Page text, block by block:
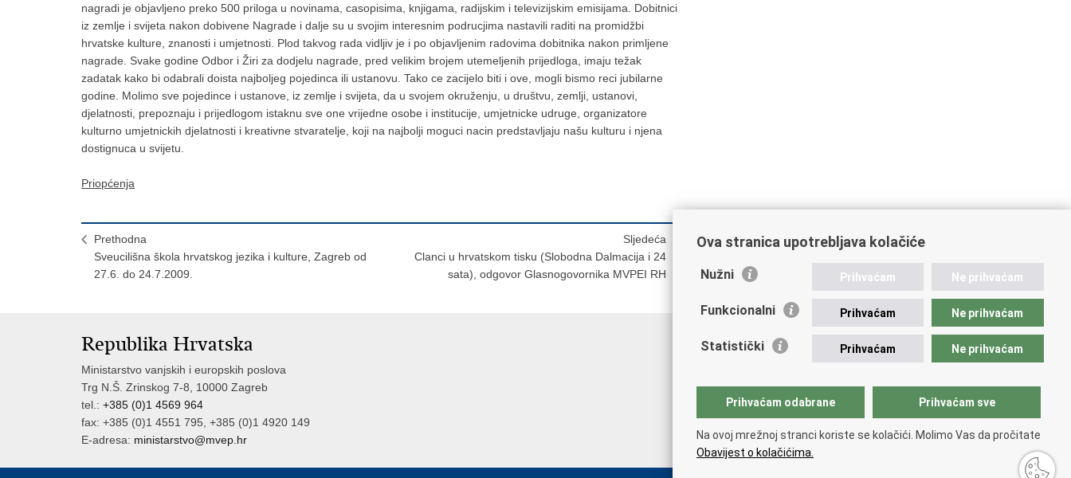
nagradi je objavljeno preko 500 priloga u novinama, casopisima, knjigama, radijskim i televizijskim emisijama. Dobitnici
iz zemlje i svijeta nakon dobivene Nagrade i dalje su u svojim interesnim podrucjima nastavili raditi na promidžbi
hrvatske kulture, znanosti i umjetnosti. Plod takvog rada vidljiv je i po objavljenim radovima dobitnika nakon primljene
nagrade. Svake godine Odbor i Žiri za dodjelu nagrade, pred velikim brojem utemeljenih prijedloga, imaju težak
zadatak kako bi odabrali doista najboljeg pojedinca ili ustanovu. Tako ce zacijelo biti i ove, mogli bismo reci jubilarne
godine. Molimo sve pojedince i ustanove, iz zemlje i svijeta, da u svojem okruženju, u društvu, zemlji, ustanovi,
djelatnosti, prepoznaju i prijedlogom istaknu sve one vrijedne osobe i institucije, umjetnicke udruge, organizatore
kulturno umjetnickih djelatnosti i kreativne stvaratelje, koji na najbolji moguci nacin predstavljaju našu kulturu i njena
dostignuca u svijetu.
Priopćenja
Prethodna
Sveucilišna škola hrvatskog jezika i kulture, Zagreb od
27.6. do 24.7.2009.
Sljedeća
Clanci u hrvatskom tisku (Slobodna Dalmacija i 24
sata), odgovor Glasnogovornika MVPEI RH
Republika Hrvatska
Ministarstvo vanjskih i europskih poslova
Trg N.Š. Zrinskog 7-8, 10000 Zagreb
tel.: +385 (0)1 4569 964
fax: +385 (0)1 4551 795, +385 (0)1 4920 149
E-adresa: ministarstvo@mvep.hr
Ova stranica upotrebljava kolačiće
Nužni Prihvaćam Ne prihvaćam
Funkcionalni Prihvaćam Ne prihvaćam
Statistički Prihvaćam Ne prihvaćam
Prihvaćam odabrane Prihvaćam sve
Na ovoj mrežnoj stranci koriste se kolačići. Molimo Vas da pročitate
Obavijest o kolačićima.